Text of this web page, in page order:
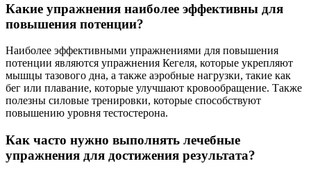
Какие упражнения наиболее эффективны для
повышения потенции?
Наиболее эффективными упражнениями для повышения
потенции являются упражнения Кегеля, которые укрепляют
мышцы тазового дна, а также аэробные нагрузки, такие как
бег или плавание, которые улучшают кровообращение. Также
полезны силовые тренировки, которые способствуют
повышению уровня тестостерона.
Как часто нужно выполнять лечебные
упражнения для достижения результата?